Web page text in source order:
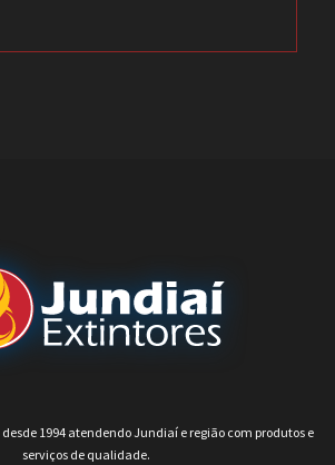
1994 atendendo Jundiaí e região com produtos e
serviços de qualidade.